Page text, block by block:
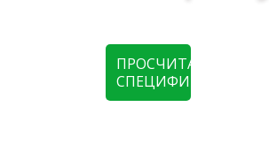
ПРОСЧИТАТЬ
СПЕЦИФИКАЦИЮ